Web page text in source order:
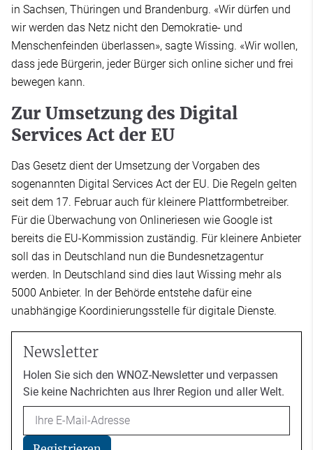
in Sachsen, Thüringen und Brandenburg. «Wir dürfen und
wir werden das Netz nicht den Demokratie- und
Menschenfeinden überlassen», sagte Wissing. «Wir wollen,
dass jede Bürgerin, jeder Bürger sich online sicher und frei
bewegen kann.
Zur Umsetzung des Digital
Services Act der EU
Das Gesetz dient der Umsetzung der Vorgaben des
sogenannten Digital Services Act der EU. Die Regeln gelten
seit dem 17. Februar auch für kleinere Plattformbetreiber.
Für die Überwachung von Onlineriesen wie Google ist
bereits die EU-Kommission zuständig. Für kleinere Anbieter
soll das in Deutschland nun die Bundesnetzagentur
werden. In Deutschland sind dies laut Wissing mehr als
5000 Anbieter. In der Behörde entstehe dafür eine
unabhängige Koordinierungsstelle für digitale Dienste.
Newsletter
Holen Sie sich den WNOZ-Newsletter und verpassen
Sie keine Nachrichten aus Ihrer Region und aller Welt.
Email